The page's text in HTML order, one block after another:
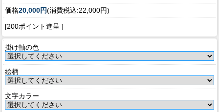
価格20,000円(消費税込:22,000円)
[200ポイント進呈 ]
掛け軸の色
絵柄
文字カラー